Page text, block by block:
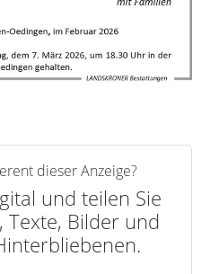
dieser Anzeige?
und teilen Sie
Texte, Bilder und